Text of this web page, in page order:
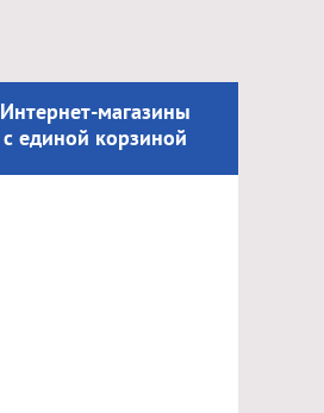
Интернет-магазины
с единой корзиной